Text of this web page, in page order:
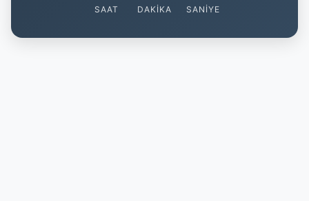
SAAT DAKIKA SANIYE